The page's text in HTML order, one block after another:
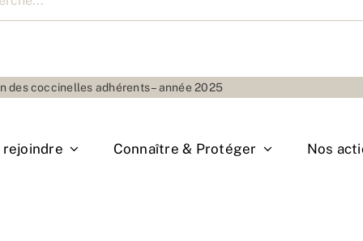
des coccinelles adhérents – année 2025
rejoindre Connaître & Protéger Nos